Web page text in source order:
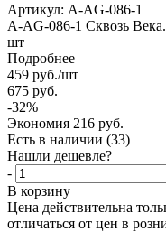
Артикул: A-AG-086-1
А-AG-086-1 Сквозь
шт
Подробнее
459 руб./шт
675 руб.
-32%
Экономия 216 руб.
Есть в наличии (33)
Нашли дешевле?
-
В корзину
Цена действительна
отличаться от цен в